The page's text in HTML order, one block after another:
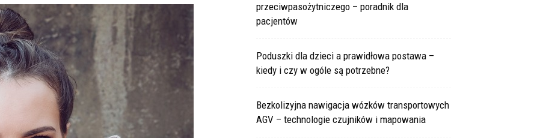
przeciwpasożytniczego – poradnik dla
pacjentów
Poduszki dla dzieci a prawidłowa postawa –
kiedy i czy w ogóle są potrzebne?
Bezkolizyjna nawigacja wózków transportowych
AGV – technologie czujników i mapowania